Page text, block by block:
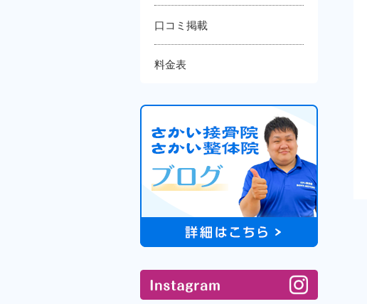
口コミ掲載
料金表